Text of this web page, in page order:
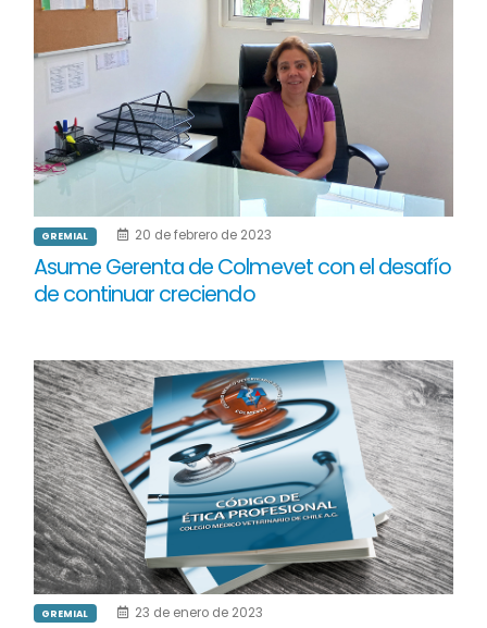
GREMIAL 20 de febrero de 2023
Asume Gerenta de Colmevet con el desafío
de continuar creciendo
GREMIAL 23 de enero de 2023